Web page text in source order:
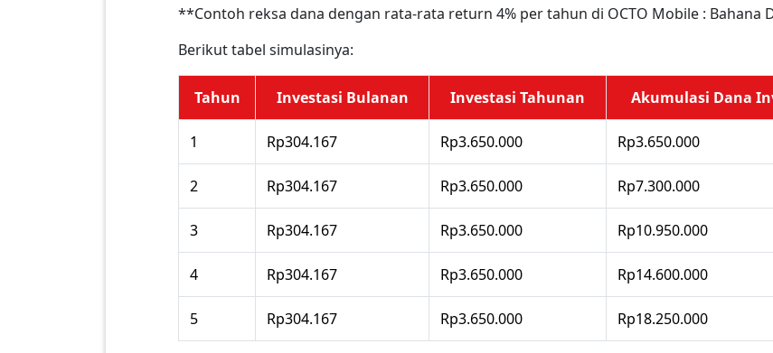
**Contoh reksa dana dengan rata-rata return 4% per tahun di OCTO Mobile : Bahana
Berikut tabel simulasinya:
Tahun Investasi Bulanan Investasi Tahunan Akumulasi Dana
1 Rp304.167 Rp3.650.000 Rp3.650.000
2 Rp304.167 Rp3.650.000 Rp7.300.000
3 Rp304.167 Rp3.650.000 Rp10.950.000
4 Rp304.167 Rp3.650.000 Rp14.600.000
5 Rp304.167 Rp3.650.000 Rp18.250.000